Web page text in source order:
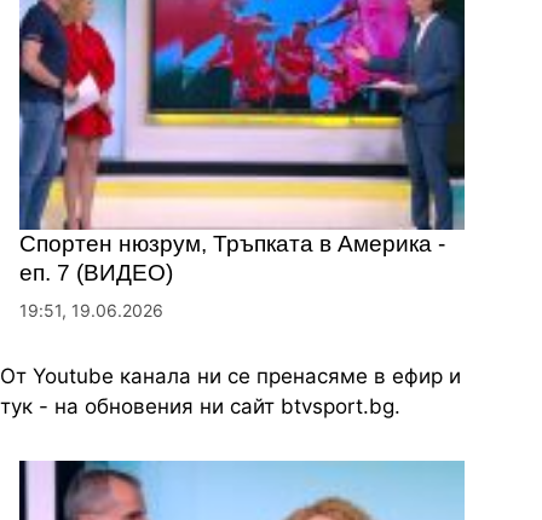
Спортен нюзрум, Тръпката в Америка -
еп. 7 (ВИДЕО)
19:51, 19.06.2026
От Youtube канала ни се пренасяме в ефир и
тук - на обновения ни сайт btvsport.bg.